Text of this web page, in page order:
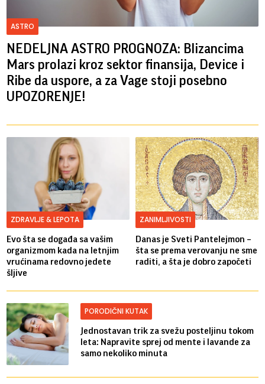
ASTRO
NEDELJNA ASTRO PROGNOZA: Blizancima
Mars prolazi kroz sektor finansija, Device i
Ribe da uspore, a za Vage stoji posebno
UPOZORENJE!
ZDRAVLJE & LEPOTA
Evo šta se događa sa vašim
organizmom kada na letnjim
vrućinama redovno jedete
šljive
ZANIMLJIVOSTI
Danas je Sveti Pantelejmon –
šta se prema verovanju ne sme
raditi, a šta je dobro započeti
PORODIČNI KUTAK
Jednostavan trik za svežu posteljinu tokom
leta: Napravite sprej od mente i lavande za
samo nekoliko minuta